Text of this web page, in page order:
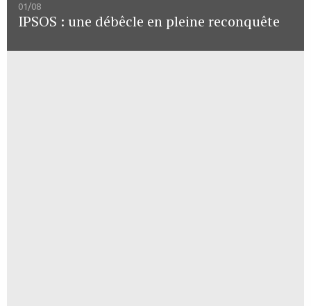
01/08
IPSOS : une débêcle en pleine reconquête